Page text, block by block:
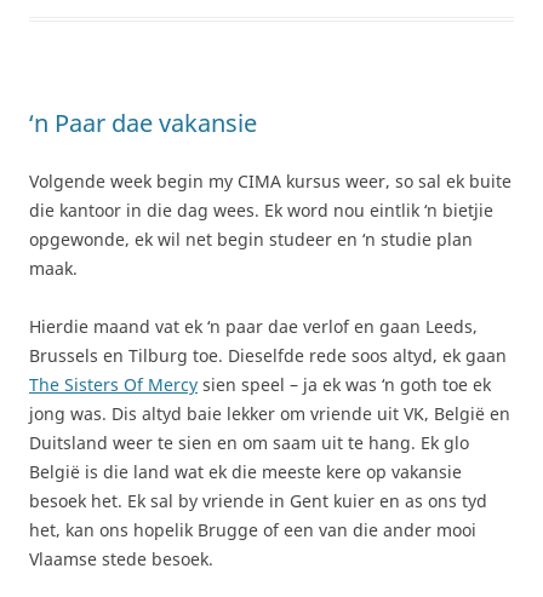
‘n Paar dae vakansie
Volgende week begin my CIMA kursus weer, so sal ek buite
die kantoor in die dag wees. Ek word nou eintlik ‘n bietjie
opgewonde, ek wil net begin studeer en ‘n studie plan
maak.
Hierdie maand vat ek ‘n paar dae verlof en gaan Leeds,
Brussels en Tilburg toe. Dieselfde rede soos altyd, ek gaan
The Sisters Of Mercy sien speel – ja ek was ‘n goth toe ek
jong was. Dis altyd baie lekker om vriende uit VK, België en
Duitsland weer te sien en om saam uit te hang. Ek glo
België is die land wat ek die meeste kere op vakansie
besoek het. Ek sal by vriende in Gent kuier en as ons tyd
het, kan ons hopelik Brugge of een van die ander mooi
Vlaamse stede besoek.